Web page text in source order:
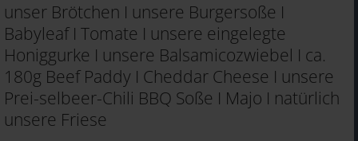
unser Brötchen I unsere Burgersoße I
Babyleaf I Tomate I unsere eingelegte
Honiggurke I unsere Balsamicozwiebel I ca.
180g Beef Paddy I Cheddar Cheese I unsere
Prei-selbeer-Chili BBQ Soße I Majo I natürlich
unsere Friese